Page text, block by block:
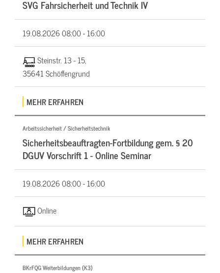
SVG Fahrsicherheit und Technik IV
19.08.202608:00 - 16:00
Steinstr. 13 - 15,
35641 Schöffengrund
MEHR ERFAHREN
Arbeitssicherheit / Sicherheitstechnik
Sicherheitsbeauftragten-Fortbildung gem. § 20
DGUV Vorschrift 1 - Online Seminar
19.08.202608:00 - 16:00
Online
MEHR ERFAHREN
BKrFQG Weiterbildungen (K3)